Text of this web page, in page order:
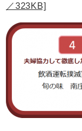
／323KB]